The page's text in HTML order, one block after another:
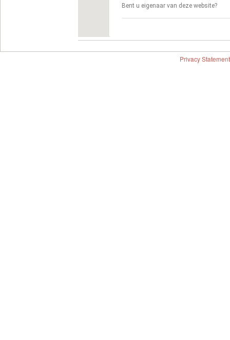
Bent u eigenaar van deze website?
Privacy Statement